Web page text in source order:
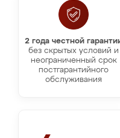
2 года честной
без скрытых условий и
неограниченный срок
постгарантийного
обслуживания